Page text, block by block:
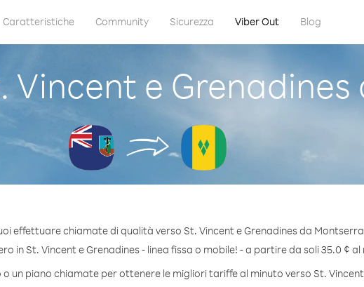
Caratteristiche Community Sicurezza Viber Out Blog
Vincent e
effettuare chiamate di qualità verso St. Vincent e Grenadines da
in St. Vincent e Grenadines - linea fissa o mobile! - a partire da soli 35.0 ¢
un piano chiamate per ottenere le migliori tariffe al minuto verso St. Vincent